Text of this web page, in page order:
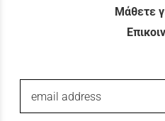
Μάθετε
email address